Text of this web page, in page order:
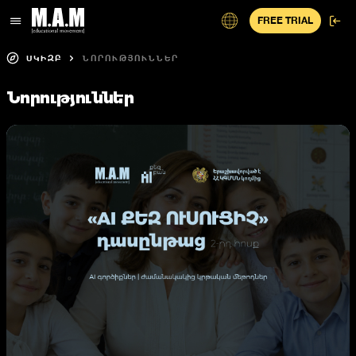
FREE TRIAL
ՍԿԻԶԲ ՆՈՐՈՒԹՅՈՒՆՆԵՐ
Նորություններ